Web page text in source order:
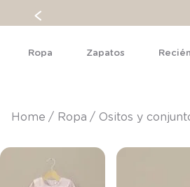
Ropa Zapatos
ropa ositos y